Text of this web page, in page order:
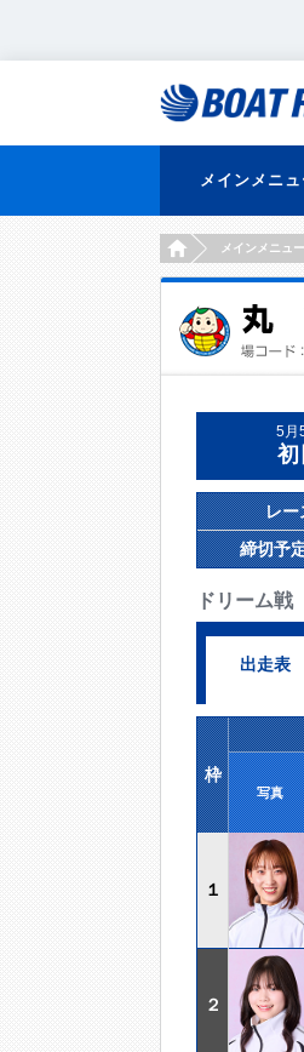
メインメニュ
HOMEメインメニュー
5月
初
レー
締切予
ドリーム
出走表
枠
写真
１
２